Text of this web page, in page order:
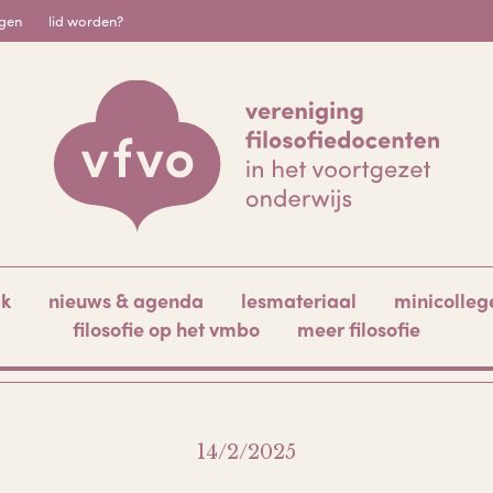
lid worden?
nieuws & agenda lesmateriaal
filosofie op het vmbo
meer filosofie
14/2/2025